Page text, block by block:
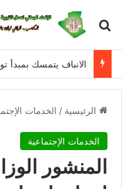
بحث عن
الرئيسية / الخدمات
الخدمات الإجتماعية